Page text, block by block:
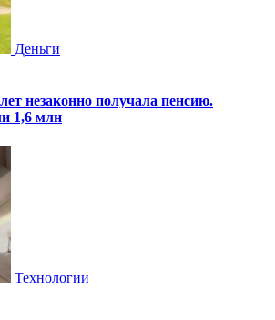
Деньги
незаконно получала пенсию.
1,6 млн
Технологии